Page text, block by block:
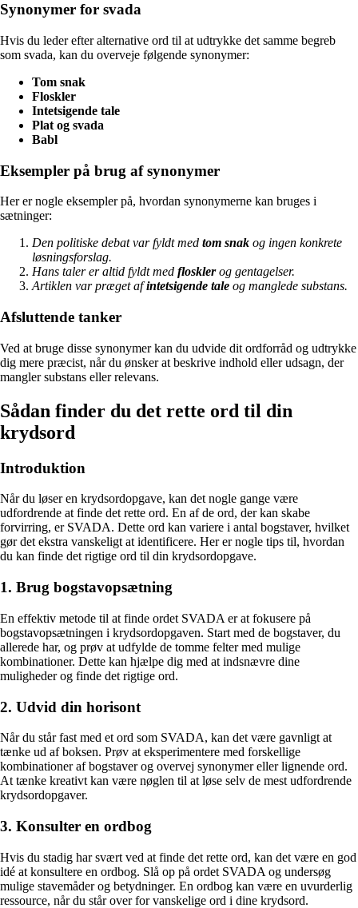
Synonymer for svada
Hvis du leder efter alternative ord til at udtrykke det samme begreb
som svada, kan du overveje følgende synonymer:
Tom snak
Floskler
Intetsigende tale
Plat og svada
Babl
Eksempler på brug af synonymer
Her er nogle eksempler på, hvordan synonymerne kan bruges i
sætninger:
Den politiske debat var fyldt med tom snak og ingen konkrete
løsningsforslag.
Hans taler er altid fyldt med flosklerog gentagelser.
Artiklen var præget afintetsigende tale og manglede substans.
Afsluttende tanker
Ved at bruge disse synonymer kan du udvide dit ordforråd og udtrykke
dig mere præcist, når du ønsker at beskrive indhold eller udsagn, der
mangler substans eller relevans.
Sådan finder du det rette ord til din
krydsord
Introduktion
Når du løser en krydsordopgave, kan det nogle gange være
udfordrende at finde det rette ord. En af de ord, der kan skabe
forvirring, er SVADA. Dette ord kan variere i antal bogstaver, hvilket
gør det ekstra vanskeligt at identificere. Her er nogle tips til, hvordan
du kan finde det rigtige ord til din krydsordopgave.
1. Brug bogstavopsætning
En effektiv metode til at finde ordet SVADA er at fokusere på
bogstavopsætningen i krydsordopgaven. Start med de bogstaver, du
allerede har, og prøv at udfylde de tomme felter med mulige
kombinationer. Dette kan hjælpe dig med at indsnævre dine
muligheder og finde det rigtige ord.
2. Udvid din horisont
Når du står fast med et ord som SVADA, kan det være gavnligt at
tænke ud af boksen. Prøv at eksperimentere med forskellige
kombinationer af bogstaver og overvej synonymer eller lignende ord.
At tænke kreativt kan være nøglen til at løse selv de mest udfordrende
krydsordopgaver.
3. Konsulter en ordbog
Hvis du stadig har svært ved at finde det rette ord, kan det være en god
idé at konsultere en ordbog. Slå op på ordet SVADA og undersøg
mulige stavemåder og betydninger. En ordbog kan være en uvurderlig
ressource, når du står over for vanskelige ord i dine krydsord.